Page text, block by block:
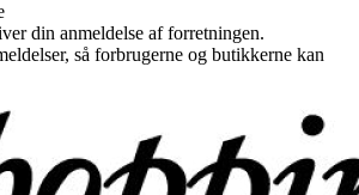
din anmeldelse af forretningen.
så forbrugerne og butikkerne kan